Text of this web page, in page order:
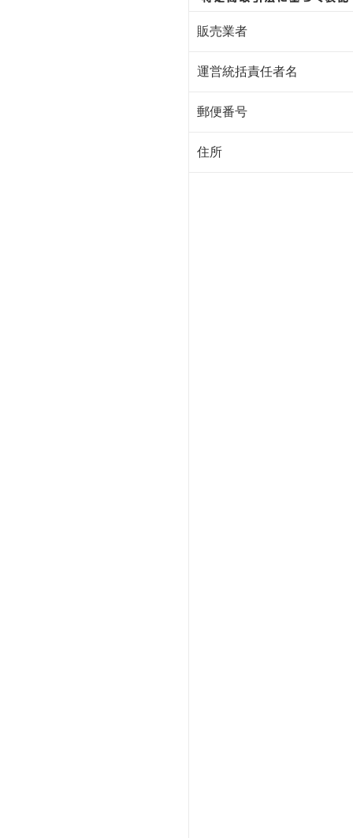
販売業者
運営統括責任者名
郵便番号
住所